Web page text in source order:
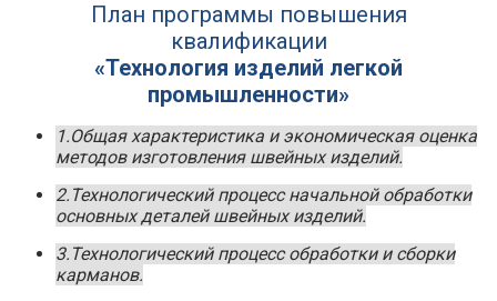
План программы повышения
квалификации
«Технология изделий легкой
промышленности»
1.Общая характеристика и экономическая оценка
методов изготовления швейных изделий.
2.Технологический процесс начальной обработки
основных деталей швейных изделий.
3.Технологический процесс обработки и сборки
карманов.